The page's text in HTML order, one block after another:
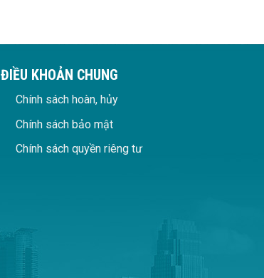
ĐIỀU KHOẢN CHUNG
Chính sách hoàn, hủy
Chính sách bảo mật
Chính sách quyền riêng tư